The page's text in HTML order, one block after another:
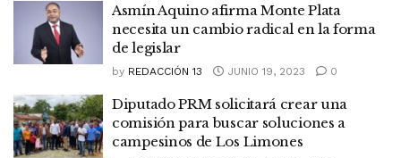
Asmín Aquino afirma Monte Plata
necesita un cambio radical en la forma
de legislar
by REDACCIÓN 13 JUNIO 19, 2023 0
Diputado PRM solicitará crear una
comisión para buscar soluciones a
campesinos de Los Limones